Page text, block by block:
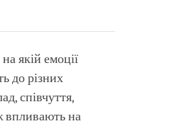
якій емоції
до різних
співчуття,
впливають на